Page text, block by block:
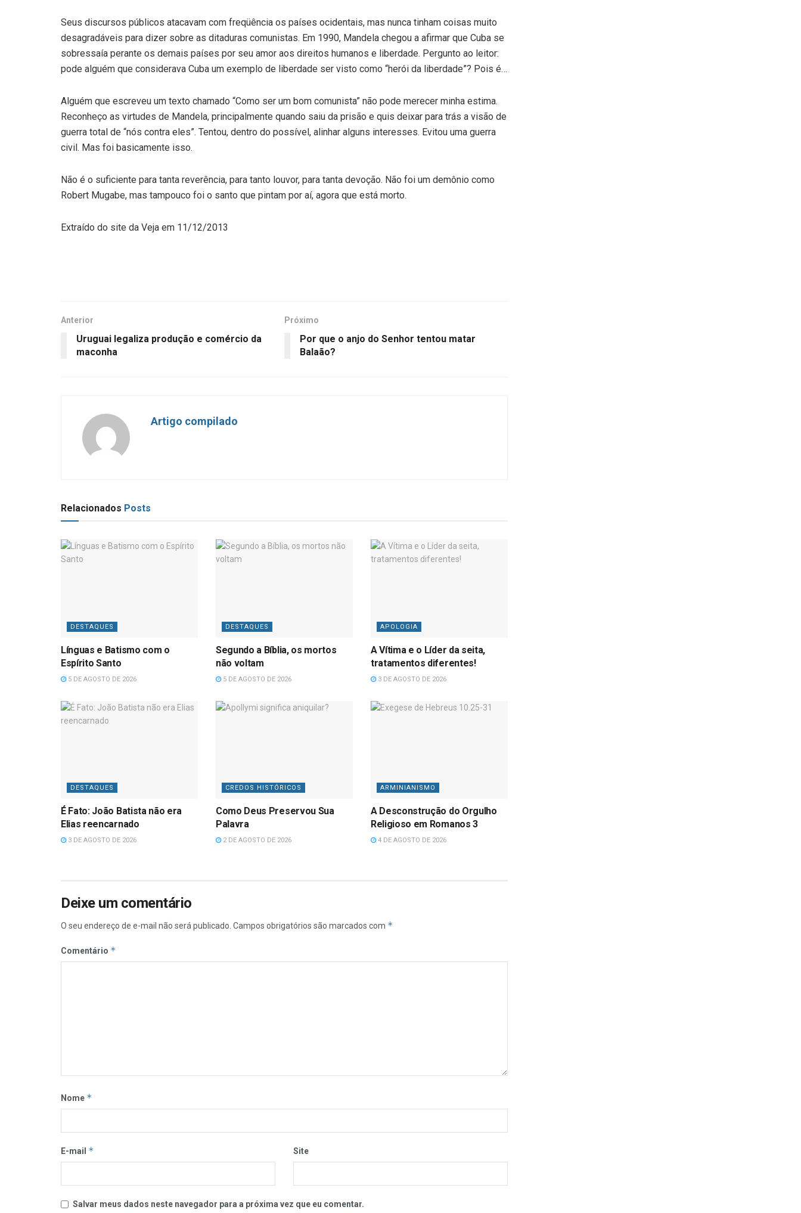
Seus discursos públicos atacavam com freqüência os países ocidentais, mas nunca tinham coisas muito
desagradáveis para dizer sobre as ditaduras comunistas. Em 1990, Mandela chegou a afirmar que Cuba se
sobressaía perante os demais países por seu amor aos direitos humanos e liberdade. Pergunto ao leitor:
pode alguém que considerava Cuba um exemplo de liberdade ser visto como “herói da liberdade”? Pois é…
Alguém que escreveu um texto chamado “Como ser um bom comunista” não pode merecer minha estima.
Reconheço as virtudes de Mandela, principalmente quando saiu da prisão e quis deixar para trás a visão de
guerra total de “nós contra eles”. Tentou, dentro do possível, alinhar alguns interesses. Evitou uma guerra
civil. Mas foi basicamente isso.
Não é o suficiente para tanta reverência, para tanto louvor, para tanta devoção. Não foi um demônio como
Robert Mugabe, mas tampouco foi o santo que pintam por aí, agora que está morto.
Extraído do site da Veja em 11/12/2013
Anterior
Uruguai legaliza produção e comércio da
maconha
Próximo
Por que o anjo do Senhor tentou matar
Balaão?
Artigo compilado
Relacionados Posts
DESTAQUES
Línguas e Batismo com o
Espírito Santo
5 DE AGOSTO DE 2026
DESTAQUES
Segundo a Bíblia, os mortos
não voltam
5 DE AGOSTO DE 2026
APOLOGIA
A Vítima e o Líder da seita,
tratamentos diferentes!
3 DE AGOSTO DE 2026
DESTAQUES
É Fato: João Batista não era
Elias reencarnado
3 DE AGOSTO DE 2026
CREDOS HISTÓRICOS
Como Deus Preservou Sua
Palavra
2 DE AGOSTO DE 2026
ARMINIANISMO
A Desconstrução do Orgulho
Religioso em Romanos 3
4 DE AGOSTO DE 2026
Deixe um comentário
O seu endereço de e-mail não será publicado. Campos obrigatórios são marcados com *
Comentário *
Nome *
E-mail * Site
Salvar meus dados neste navegador para a próxima vez que eu comentar.